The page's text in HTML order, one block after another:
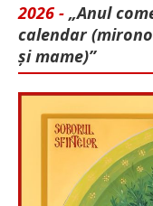
2026 - „Anul
calendar
și mame)”